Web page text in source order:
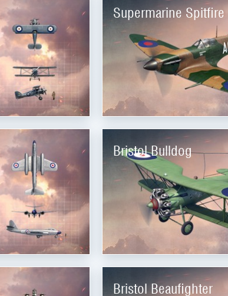
Supermarine Spitfire
Bristol Bulldog
Bristol Beaufighter